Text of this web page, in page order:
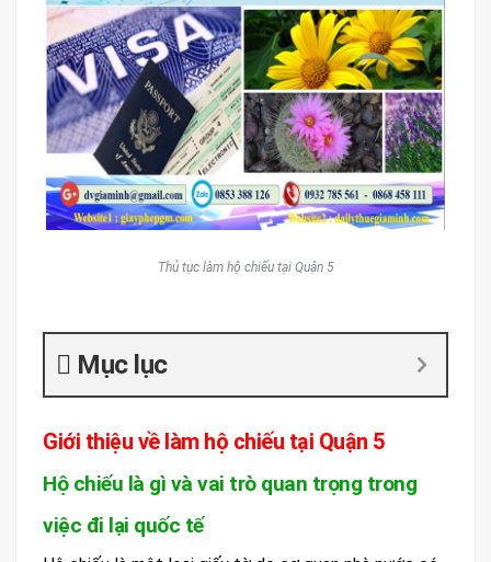
Thủ tục làm hộ chiếu tại Quận 5
Mục lục
Giới thiệu về làm hộ chiếu tại Quận 5
Hộ chiếu là gì và vai trò quan trọng trong
việc đi lại quốc tế